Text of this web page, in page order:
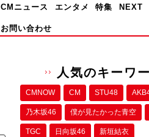
CMニュース エンタメ 特集 NEXT
お問い合わせ
人気のキーワ
CMNOW CM STU48
乃木坂46 僕が⾒たかった⻘空
TGC 日向坂46 新垣結衣